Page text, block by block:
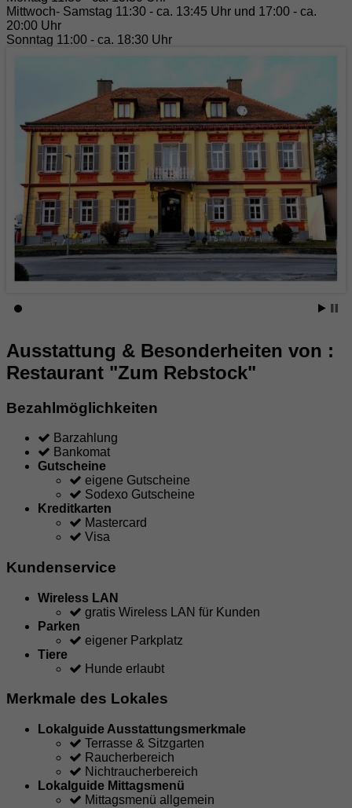
Mittwoch- Samstag 11:30 - ca. 13:45 Uhr und 17:00 - ca.
20:00 Uhr
Sonntag 11:00 - ca. 18:30 Uhr
Ausstattung & Besonderheiten von :
Restaurant "Zum Rebstock"
Bezahlmöglichkeiten
Barzahlung
Bankomat
Gutscheine
eigene Gutscheine
Sodexo Gutscheine
Kreditkarten
Mastercard
Visa
Kundenservice
Wireless LAN
gratis Wireless LAN für Kunden
Parken
eigener Parkplatz
Tiere
Hunde erlaubt
Merkmale des Lokales
Lokalguide Ausstattungsmerkmale
Terrasse & Sitzgarten
Raucherbereich
Nichtraucherbereich
Lokalguide Mittagsmenü
Mittagsmenü allgemein